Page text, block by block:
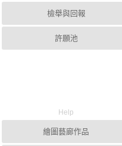
檢舉與回報
許願池
Help
繪圖藝廊作品